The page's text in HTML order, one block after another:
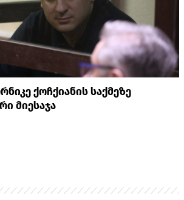
ქოჩქიანის საქმეზე
მიესაჯა